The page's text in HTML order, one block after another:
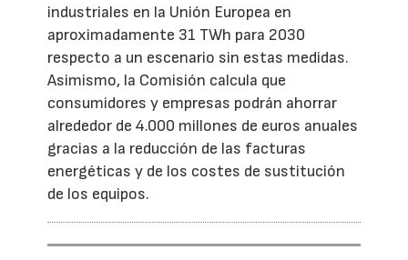
industriales en la Unión Europea en
aproximadamente 31 TWh para 2030
respecto a un escenario sin estas medidas.
Asimismo, la Comisión calcula que
consumidores y empresas podrán ahorrar
alrededor de 4.000 millones de euros anuales
gracias a la reducción de las facturas
energéticas y de los costes de sustitución
de los equipos.